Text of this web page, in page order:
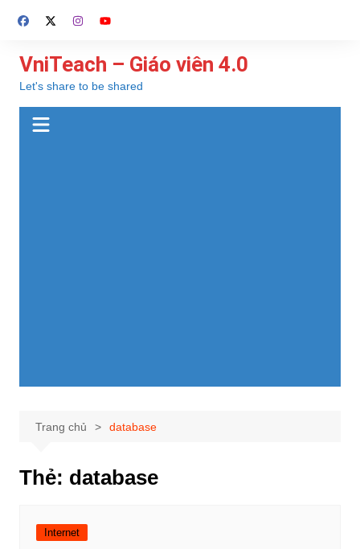
đến
dung
VniTeach – Giáo viên 4.0
Let's share to be shared
Trang chủ database
Thẻ: database
Internet